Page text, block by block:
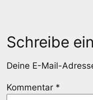
Schreibe
Deine E-Mail-
Kommentar *